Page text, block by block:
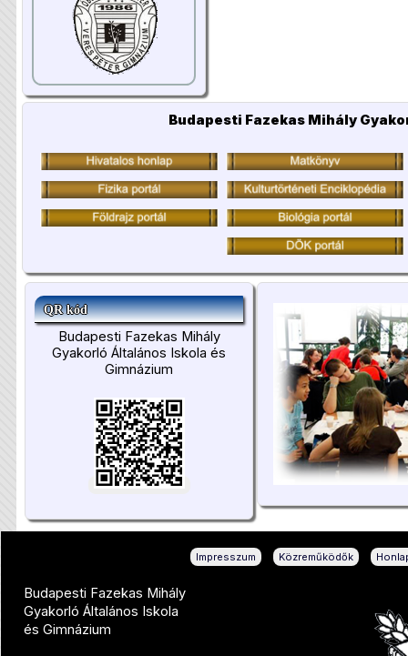
Budapesti Fazekas Mihály
QR kód
Budapesti Fazekas Mihály
Gyakorló Általános Iskola és
Gimnázium
Impresszum Közreműködők
Budapesti Fazekas Mihály
Gyakorló Általános Iskola
és Gimnázium